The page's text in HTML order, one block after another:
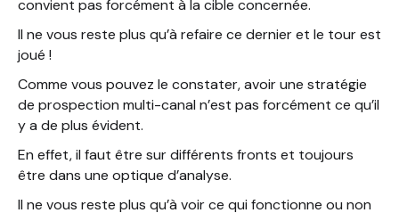
convient pas forcément à la cible concernée.
Il ne vous reste plus qu’à refaire ce dernier et le tour est
joué !
Comme vous pouvez le constater, avoir une stratégie
de prospection multi-canal n’est pas forcément ce qu’il
y a de plus évident.
En effet, il faut être sur différents fronts et toujours
être dans une optique d’analyse.
Il ne vous reste plus qu’à voir ce qui fonctionne ou non